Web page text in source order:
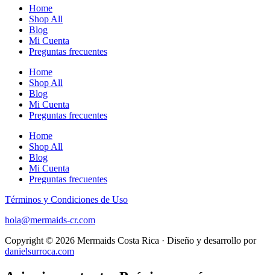
Home
Shop All
Blog
Mi Cuenta
Preguntas frecuentes
Home
Shop All
Blog
Mi Cuenta
Preguntas frecuentes
Home
Shop All
Blog
Mi Cuenta
Preguntas frecuentes
Términos y Condiciones de Uso
hola@mermaids-cr.com
Copyright © 2026 Mermaids Costa Rica · Diseño y desarrollo por
danielsurroca.com